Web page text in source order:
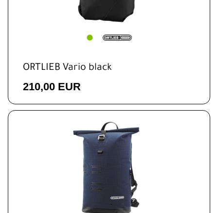
ORTLIEB Vario black
210,00 EUR